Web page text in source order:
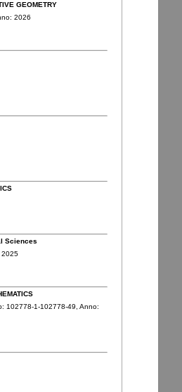
GEOMETRY
2026
Sciences
2025
102778-1-102778-49, Anno: